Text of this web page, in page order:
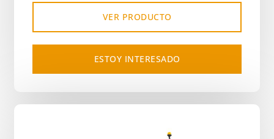
VER PRODUCTO
ESTOY INTERESADO